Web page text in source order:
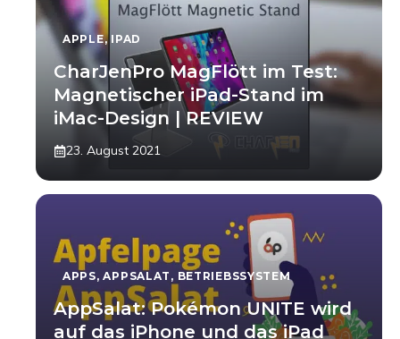
APPLE, IPAD
CharJenPro MagFlött im Test:
Magnetischer iPad-Stand im
iMac-Design | REVIEW
23. August 2021
APPS,APPSALAT , BETRIEBSSYSTEM
AppSalat: Pokémon UNITE wird
auf das iPhone und das iPad